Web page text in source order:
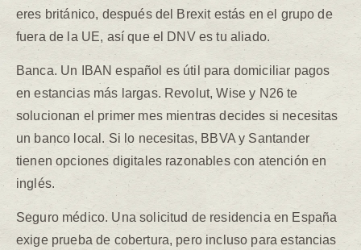
eres británico, después del Brexit estás en el grupo de
fuera de la UE, así que el DNV es tu aliado.
Banca. Un IBAN español es útil para domiciliar pagos
en estancias más largas. Revolut, Wise y N26 te
solucionan el primer mes mientras decides si necesitas
un banco local. Si lo necesitas, BBVA y Santander
tienen opciones digitales razonables con atención en
inglés.
Seguro médico. Una solicitud de residencia en España
exige prueba de cobertura, pero incluso para estancias